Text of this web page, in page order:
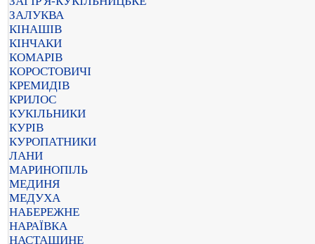
ЗАЛУКВА
КІНАШІВ
КІНЧАКИ
КОМАРІВ
КОРОСТОВИЧІ
КРЕМИДІВ
КРИЛОС
КУКІЛЬНИКИ
КУРІВ
КУРОПАТНИКИ
ЛАНИ
МАРИНОПІЛЬ
МЕДИНЯ
МЕДУХА
НАБЕРЕЖНЕ
НАРАЇВКА
НАСТАШИНЕ